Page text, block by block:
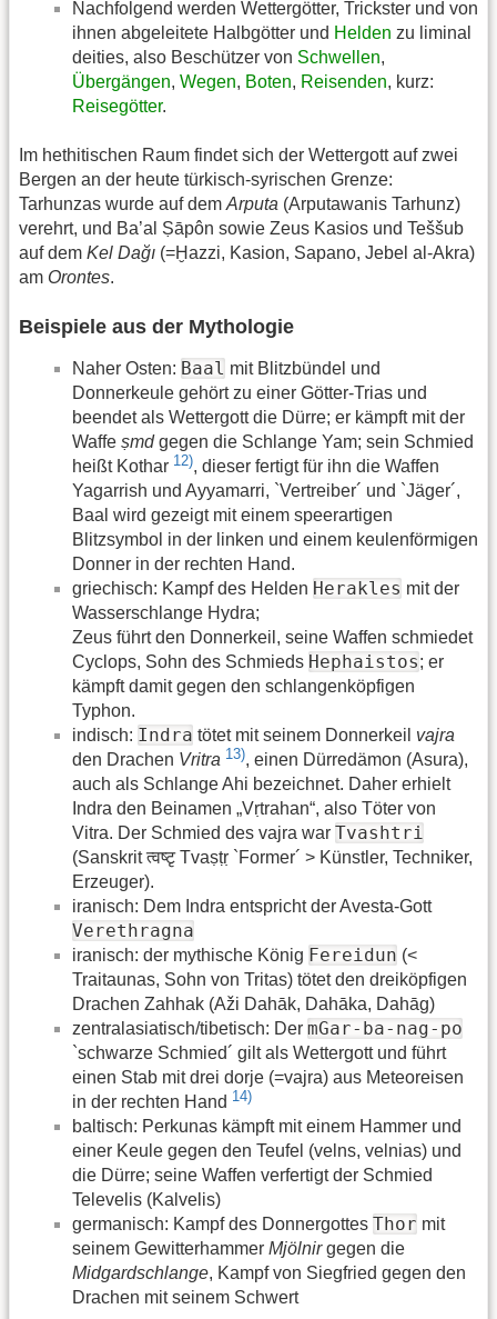
Nachfolgend werden Wettergötter, Trickster und von
ihnen abgeleitete Halbgötter und Helden zu liminal
deities, also Beschützer von Schwellen,
Übergängen, Wegen, Boten, Reisenden, kurz:
Reisegötter.
Im hethitischen Raum findet sich der Wettergott auf zwei
Bergen an der heute türkisch-syrischen Grenze:
Tarhunzas wurde auf dem Arputa (Arputawanis Tarhunz)
verehrt, und Ba’al Ṣāpôn sowie Zeus Kasios und Teššub
auf dem Kel Dağı (=Ḫazzi, Kasion, Sapano, Jebel al-Akra)
am Orontes.
Beispiele aus der Mythologie
Naher Osten: Baal mit Blitzbündel und
Donnerkeule gehört zu einer Götter-Trias und
beendet als Wettergott die Dürre; er kämpft mit der
Waffe ṣmdgegen die Schlange Yam; sein Schmied
heißt Kothar 12), dieser fertigt für ihn die Waffen
Yagarrish und Ayyamarri, `Vertreiber´ und `Jäger´,
Baal wird gezeigt mit einem speerartigen
Blitzsymbol in der linken und einem keulenförmigen
Donner in der rechten Hand.
griechisch: Kampf des Helden Herakles mit der
Wasserschlange Hydra;
Zeus führt den Donnerkeil, seine Waffen schmiedet
Cyclops, Sohn des Schmieds Hephaistos; er
kämpft damit gegen den schlangenköpfigen
Typhon.
indisch: Indra tötet mit seinem Donnerkeil vajra
den Drachen Vritra 13), einen Dürredämon (Asura),
auch als Schlange Ahi bezeichnet. Daher erhielt
Indra den Beinamen „Vṛtrahan“, also Töter von
Vitra. Der Schmied des vajra war Tvashtri
(Sanskrit त्वष्टृ Tvaṣṭṛ `Former´ > Künstler, Techniker,
Erzeuger).
iranisch: Dem Indra entspricht der Avesta-Gott
Verethragna
iranisch: der mythische König Fereidun (<
Traitaunas, Sohn von Tritas) tötet den dreiköpfigen
Drachen Zahhak (Aži Dahāk, Dahāka, Dahāg)
zentralasiatisch/tibetisch: Der mGar-ba-nag-po
`schwarze Schmied´ gilt als Wettergott und führt
einen Stab mit drei dorje (=vajra) aus Meteoreisen
in der rechten Hand 14)
baltisch: Perkunas kämpft mit einem Hammer und
einer Keule gegen den Teufel (velns, velnias) und
die Dürre; seine Waffen verfertigt der Schmied
Televelis (Kalvelis)
germanisch: Kampf des Donnergottes Thor mit
seinem Gewitterhammer Mjölnirgegen die
Midgardschlange, Kampf von Siegfried gegen den
Drachen mit seinem Schwert